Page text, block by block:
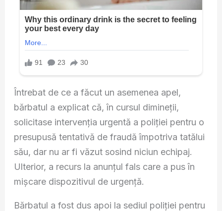
Întrebat de ce a făcut un asemenea apel,
bărbatul a explicat că, în cursul dimineții,
solicitase intervenția urgentă a poliției pentru o
presupusă tentativă de fraudă împotriva tatălui
său, dar nu ar fi văzut sosind niciun echipaj.
Ulterior, a recurs la anunțul fals care a pus în
mișcare dispozitivul de urgență.
Bărbatul a fost dus apoi la sediul poliției pentru